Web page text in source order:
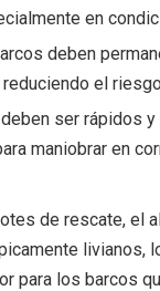
en
deben
el
ser rápidos
maniobrar en
de rescate, el
livianos,
para los barcos